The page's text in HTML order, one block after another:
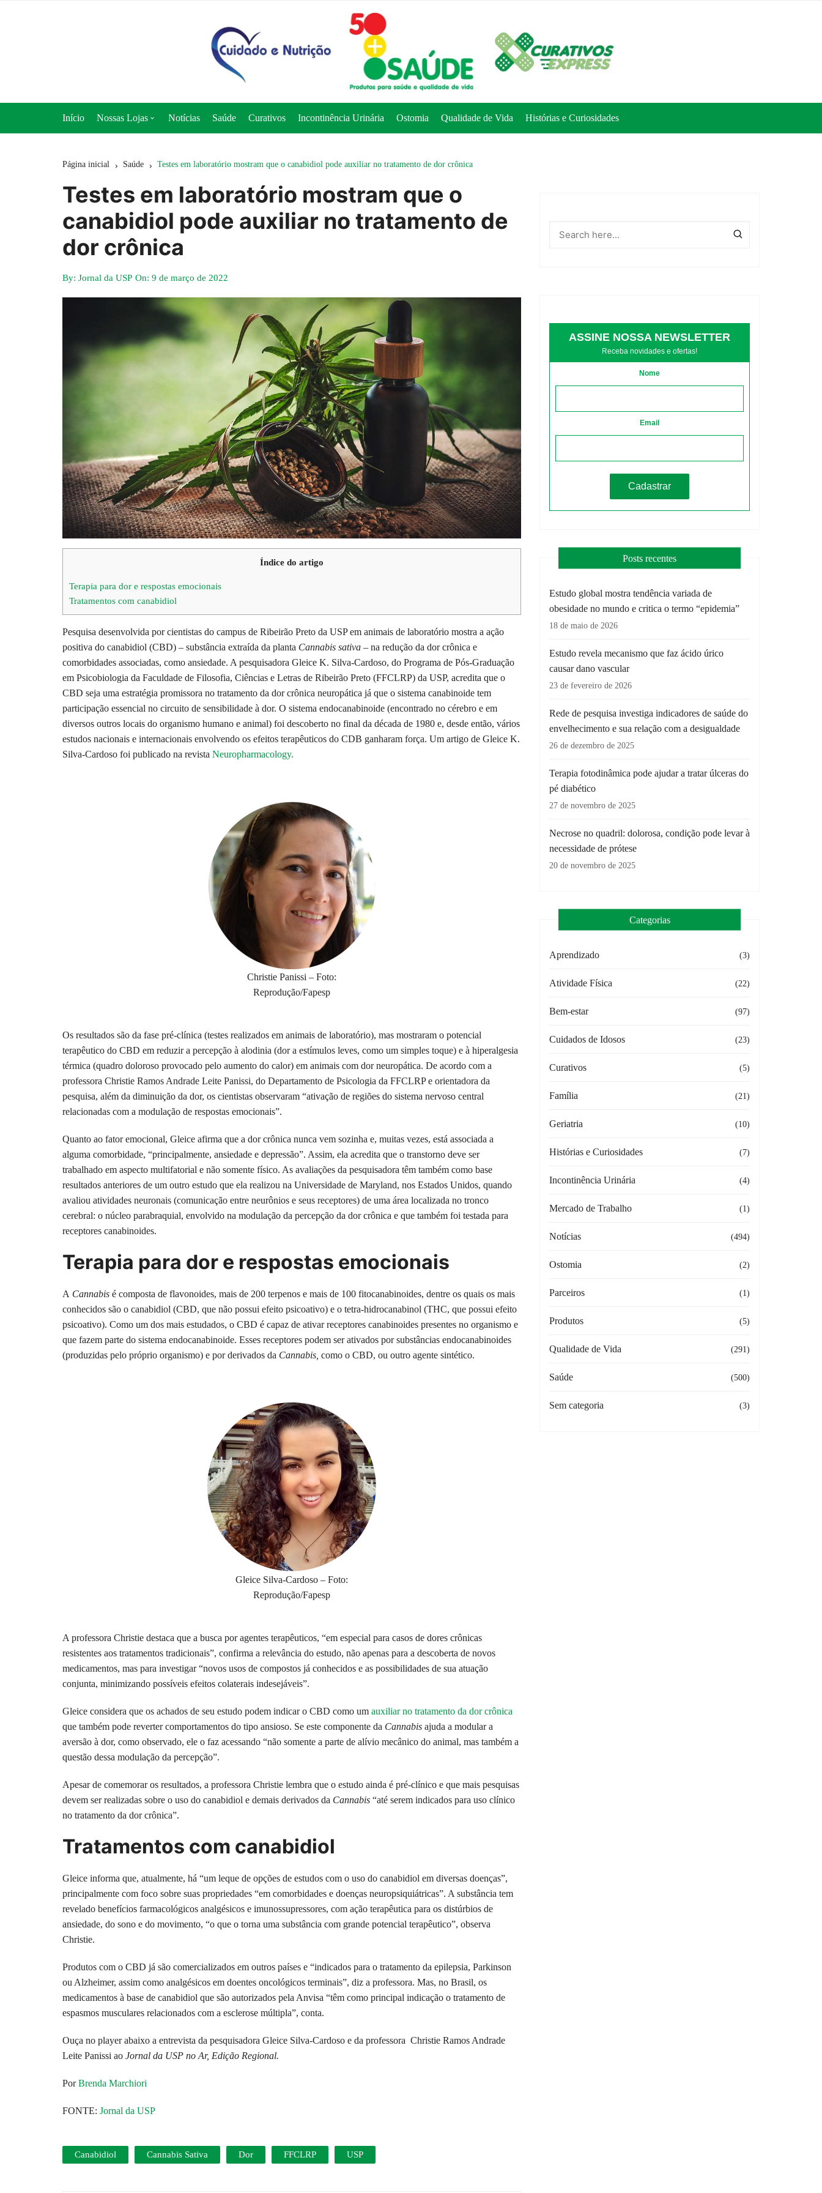
Início Nossas Lojas
Loja Curativos Express
Notícias Saúde Curativos Incontinência Urinária Ostomia Qualidade de Vida Histórias e Curiosidades
Página inicial Saúde Testes em laboratório mostram que o canabidiol pode auxiliar no tratamento de dor crônica
Testes em laboratório mostram que o
canabidiol pode auxiliar no tratamento de
dor crônica
By: Jornal da USP On: 9 de março de 2022
Índice do artigo
Terapia para dor e respostas emocionais
Tratamentos com canabidiol
Pesquisa desenvolvida por cientistas do campus de Ribeirão Preto da USP em animais de laboratório mostra a ação
positiva do canabidiol (CBD) – substância extraída da planta Cannabis sativa – na redução da dor crônica e
comorbidades associadas, como ansiedade. A pesquisadora Gleice K. Silva-Cardoso, do Programa de Pós-Graduação
em Psicobiologia da Faculdade de Filosofia, Ciências e Letras de Ribeirão Preto (FFCLRP) da USP, acredita que o
CBD seja uma estratégia promissora no tratamento da dor crônica neuropática já que o sistema canabinoide tem
participação essencial no circuito de sensibilidade à dor. O sistema endocanabinoide (encontrado no cérebro e em
diversos outros locais do organismo humano e animal) foi descoberto no final da década de 1980 e, desde então, vários
estudos nacionais e internacionais envolvendo os efeitos terapêuticos do CDB ganharam força. Um artigo de Gleice K.
Silva-Cardoso foi publicado na revista Neuropharmacology.
Christie Panissi – Foto:
Reprodução/Fapesp
Os resultados são da fase pré-clínica (testes realizados em animais de laboratório), mas mostraram o potencial
terapêutico do CBD em reduzir a percepção à alodinia (dor a estímulos leves, como um simples toque) e à hiperalgesia
térmica (quadro doloroso provocado pelo aumento do calor) em animais com dor neuropática. De acordo com a
professora Christie Ramos Andrade Leite Panissi, do Departamento de Psicologia da FFCLRP e orientadora da
pesquisa, além da diminuição da dor, os cientistas observaram “ativação de regiões do sistema nervoso central
relacionadas com a modulação de respostas emocionais”.
Quanto ao fator emocional, Gleice afirma que a dor crônica nunca vem sozinha e, muitas vezes, está associada a
alguma comorbidade, “principalmente, ansiedade e depressão”. Assim, ela acredita que o transtorno deve ser
trabalhado em aspecto multifatorial e não somente físico. As avaliações da pesquisadora têm também como base
resultados anteriores de um outro estudo que ela realizou na Universidade de Maryland, nos Estados Unidos, quando
avaliou atividades neuronais (comunicação entre neurônios e seus receptores) de uma área localizada no tronco
cerebral: o núcleo parabraquial, envolvido na modulação da percepção da dor crônica e que também foi testada para
receptores canabinoides.
Terapia para dor e respostas emocionais
A Cannabis é composta de flavonoides, mais de 200 terpenos e mais de 100 fitocanabinoides, dentre os quais os mais
conhecidos são o canabidiol (CBD, que não possui efeito psicoativo) e o tetra-hidrocanabinol (THC, que possui efeito
psicoativo). Como um dos mais estudados, o CBD é capaz de ativar receptores canabinoides presentes no organismo e
que fazem parte do sistema endocanabinoide. Esses receptores podem ser ativados por substâncias endocanabinoides
(produzidas pelo próprio organismo) e por derivados da Cannabis, como o CBD, ou outro agente sintético.
Gleice Silva-Cardoso – Foto:
Reprodução/Fapesp
A professora Christie destaca que a busca por agentes terapêuticos, “em especial para casos de dores crônicas
resistentes aos tratamentos tradicionais”, confirma a relevância do estudo, não apenas para a descoberta de novos
medicamentos, mas para investigar “novos usos de compostos já conhecidos e as possibilidades de sua atuação
conjunta, minimizando possíveis efeitos colaterais indesejáveis”.
Gleice considera que os achados de seu estudo podem indicar o CBD como um auxiliar no tratamento da dor crônica
que também pode reverter comportamentos do tipo ansioso. Se este componente da Cannabis ajuda a modular a
aversão à dor, como observado, ele o faz acessando “não somente a parte de alívio mecânico do animal, mas também a
questão dessa modulação da percepção”.
Apesar de comemorar os resultados, a professora Christie lembra que o estudo ainda é pré-clínico e que mais pesquisas
devem ser realizadas sobre o uso do canabidiol e demais derivados da Cannabis “até serem indicados para uso clínico
no tratamento da dor crônica”.
Tratamentos com canabidiol
Gleice informa que, atualmente, há “um leque de opções de estudos com o uso do canabidiol em diversas doenças”,
principalmente com foco sobre suas propriedades “em comorbidades e doenças neuropsiquiátricas”. A substância tem
revelado benefícios farmacológicos analgésicos e imunossupressores, com ação terapêutica para os distúrbios de
ansiedade, do sono e do movimento, “o que o torna uma substância com grande potencial terapêutico”, observa
Christie.
Produtos com o CBD já são comercializados em outros países e “indicados para o tratamento da epilepsia, Parkinson
ou Alzheimer, assim como analgésicos em doentes oncológicos terminais”, diz a professora. Mas, no Brasil, os
medicamentos à base de canabidiol que são autorizados pela Anvisa “têm como principal indicação o tratamento de
espasmos musculares relacionados com a esclerose múltipla”, conta.
Ouça no player abaixo a entrevista da pesquisadora Gleice Silva-Cardoso e da professora Christie Ramos Andrade
Leite Panissi ao Jornal da USP no Ar, Edição Regional.
PorBrenda Marchiori
FONTE: Jornal da USP
Canabidiol Cannabis Sativa Dor FFCLRP USP
ASSINE NOSSA NEWSLETTER
Receba novidades e ofertas!
Nome
Email
Posts recentes
Estudo global mostra tendência variada de
obesidade no mundo e critica o termo “epidemia”
18 de maio de 2026
Estudo revela mecanismo que faz ácido úrico
causar dano vascular
23 de fevereiro de 2026
Rede de pesquisa investiga indicadores de saúde do
envelhecimento e sua relação com a desigualdade
26 de dezembro de 2025
Terapia fotodinâmica pode ajudar a tratar úlceras do
pé diabético
27 de novembro de 2025
Necrose no quadril: dolorosa, condição pode levar à
necessidade de prótese
20 de novembro de 2025
Categorias
Aprendizado (3)
Atividade Física (22)
Bem-estar (97)
Cuidados de Idosos (23)
Curativos (5)
Família (21)
Geriatria (10)
Histórias e Curiosidades (7)
Incontinência Urinária (4)
Mercado de Trabalho (1)
Notícias (494)
Ostomia (2)
Parceiros (1)
Produtos (5)
Qualidade de Vida (291)
Saúde (500)
Sem categoria (3)